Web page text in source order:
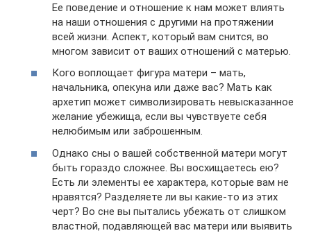
Ее поведение и отношение к нам может влиять
на наши отношения с другими на протяжении
всей жизни. Аспект, который вам снится, во
многом зависит от ваших отношений с матерью.
Кого воплощает фигура матери – мать,
начальника, опекуна или даже вас? Мать как
архетип может символизировать невысказанное
желание убежища, если вы чувствуете себя
нелюбимым или заброшенным.
Однако сны о вашей собственной матери могут
быть гораздо сложнее. Вы восхищаетесь ею?
Есть ли элементы ее характера, которые вам не
нравятся? Разделяете ли вы какие-то из этих
черт? Во сне вы пытались убежать от слишком
властной, подавляющей вас матери или выявить